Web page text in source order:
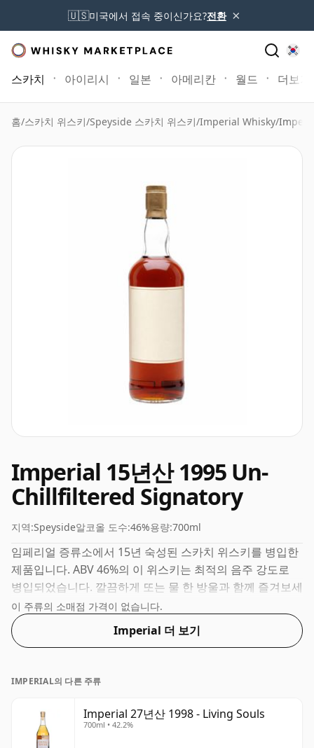
🇺🇸미국에서 접속 중이신가요?전환 ×
스카치 아이리시 일본 아메리칸 월드 더보기
홈/스카치 위스키/Speyside 스카치 위스키/Imperial Whisky/
Imperial 15년산 1995 Un-
Chillfiltered Signatory
지역:Speyside알코올 도수:46%용량:700ml
임페리얼 증류소에서 15년 숙성된 스카치 위스키를 병입한
제품입니다. ABV 46%의 이 위스키는 최적의 음주 강도로
병입되었습니다. 깔끔하게 또는 물 한 방울과 함께 즐겨보세
요.
이 주류의 소매점 가격이 없습니다.
Imperial 더 보기
IMPERIAL의 다른 주류
Imperial 27년산 1998 - Living Souls
700ml • 42.2%